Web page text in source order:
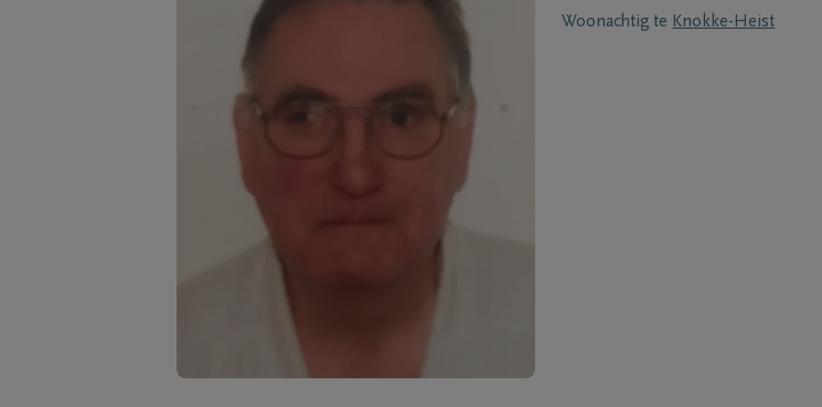
Woonachtig te Knokke-Heist